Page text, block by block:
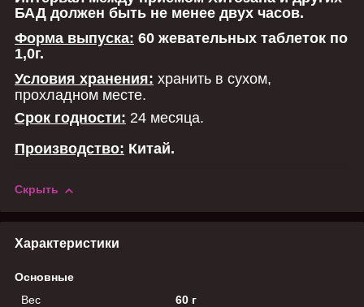
БАД должен быть не менее двух часов.
Форма выпуска: 60 жевательных таблеток по
1,0г.
Условия хранения: хранить в сухом,
прохладном месте.
Срок годности: 24 месяца.
Производство: Китай.
Скрыть
Характеристики
Основные
Вес
60 г